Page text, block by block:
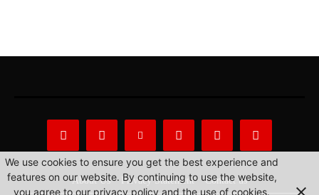
About Us Privacy Statement Contact us
We use cookies to ensure you get the best experience and
features on our website. By continuing to use the website,
you agree to our privacy policy and the use of cookies.